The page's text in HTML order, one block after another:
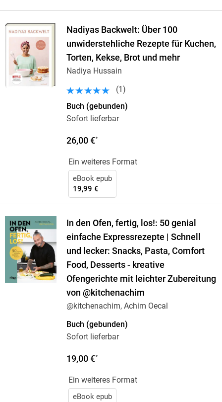
Nadiyas Backwelt: Über 100
unwiderstehliche Rezepte für Kuchen,
Torten, Kekse, Brot und mehr
Nadiya Hussain
(1 )
Buch (gebunden)
Sofort lieferbar
26,00 €*
Ein weiteres Format
eBook epub
19,99 €
In den Ofen, fertig, los!: 50 genial
einfache Expressrezepte | Schnell
und lecker: Snacks, Pasta, Comfort
Food, Desserts - kreative
Ofengerichte mit leichter Zubereitung
von @kitchenachim
@kitchenachim, Achim Oecal
Buch (gebunden)
Sofort lieferbar
19,00 €*
Ein weiteres Format
eBook epub